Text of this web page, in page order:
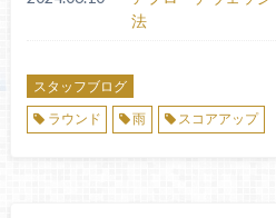
法
スタッフブログ
ラウンド
雨 スコアアップ